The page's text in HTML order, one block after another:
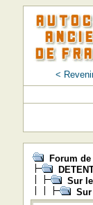
<
Forum
Sur